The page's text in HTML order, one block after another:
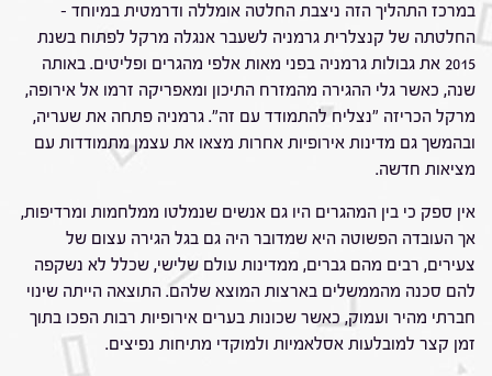
במרכז התהליך הזה ניצבת החלטה אומללה ודרמטית במיוחד –
החלטתה של קנצלרית גרמניה לשעבר אנגלה מרקל לפתוח בשנת
2015 את גבולות גרמניה בפני מאות אלפי מהגרים ופליטים. באותה
שנה, כאשר גלי ההגירה מהמזרח התיכון ומאפריקה זרמו אל אירופה,
מרקל הכריזה "נצליח להתמודד עם זה". גרמניה פתחה את שעריה,
ובהמשך גם מדינות אירופיות אחרות מצאו את עצמן מתמודדות עם
מציאות חדשה.
אין ספק כי בין המהגרים היו גם אנשים שנמלטו ממלחמות ומרדיפות,
אך העובדה הפשוטה היא שמדובר היה גם בגל הגירה עצום של
צעירים, רבים מהם גברים, ממדינות עולם שלישי, שכלל לא נשקפה
להם סכנה מהממשלים בארצות המוצא שלהם. התוצאה הייתה שינוי
חברתי מהיר ועמוק, כאשר שכונות בערים אירופיות רבות הפכו בתוך
זמן קצר למובלעות אסלאמיות ולמוקדי מתיחות נפיצים.